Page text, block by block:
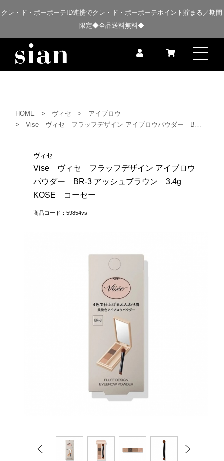
クレ・ド・ポーボーテID連携でクレ・ド・ポーボーテポイント貯まる／期間
限定◆全品送料無料◆
HOME ヴィセ
アイブロウ
Vise ヴィセ フラッフデザイン アイブロウパウダー BR-3 アッシュブラウン 3.4g KOSE コーセー
ヴィセ
Vise ヴィセ フラッフデザイン アイブロウ
パウダー BR-3 アッシュブラウン 3.4g
KOSE コーセー
商品コード：59854vs